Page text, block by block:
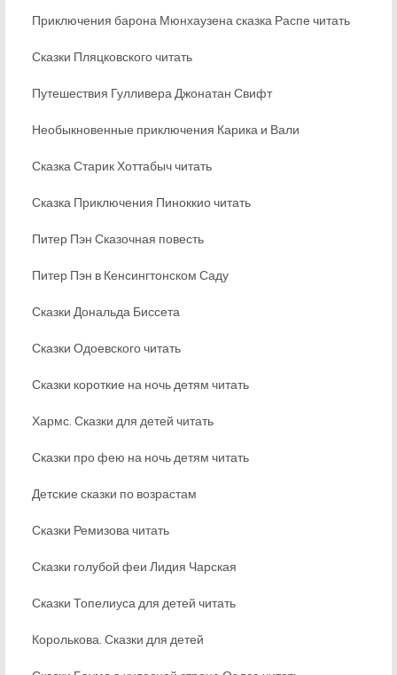
Приключения барона Мюнхаузена сказка Распе читать
Сказки Пляцковского читать
Путешествия Гулливера Джонатан Свифт
Необыкновенные приключения Карика и Вали
Сказка Старик Хоттабыч читать
Сказка Приключения Пиноккио читать
Питер Пэн Сказочная повесть
Питер Пэн в Кенсингтонском Саду
Сказки Дональда Биссета
Сказки Одоевского читать
Сказки короткие на ночь детям читать
Хармс. Сказки для детей читать
Сказки про фею на ночь детям читать
Детские сказки по возрастам
Сказки Ремизова читать
Сказки голубой феи Лидия Чарская
Сказки Топелиуса для детей читать
Королькова. Сказки для детей